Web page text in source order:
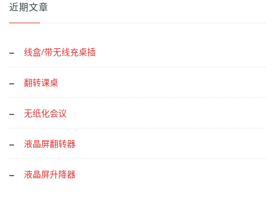
近期文章
线盒/带无线充桌插
翻转课桌
无纸化会议
液晶屏翻转器
液晶屏升降器